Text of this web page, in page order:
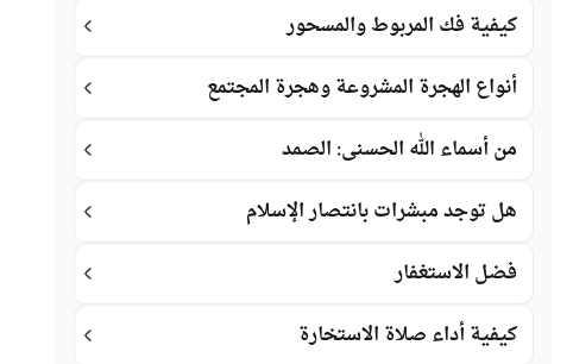
كيفية فك المربوط والمسحور
أنواع الهجرة المشروعة وهجرة المجتمع
من أسماء الله الحسنى: الصمد
هل توجد مبشرات بانتصار الإسلام
فضل الاستغفار
كيفية أداء صلاة الاستخارة